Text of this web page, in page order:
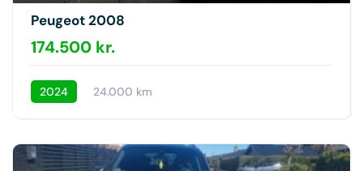
Peugeot 2008
174.500 kr.
2024 24.000 km